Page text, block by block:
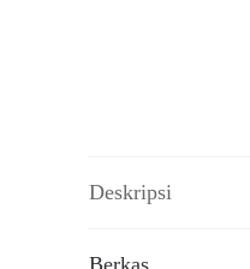
Deskripsi